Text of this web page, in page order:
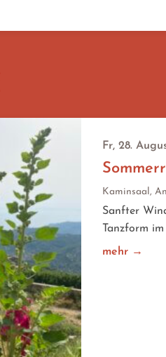
Fr, 28.
Kaminsaal,
Sanfter
Tanzform
mehr →